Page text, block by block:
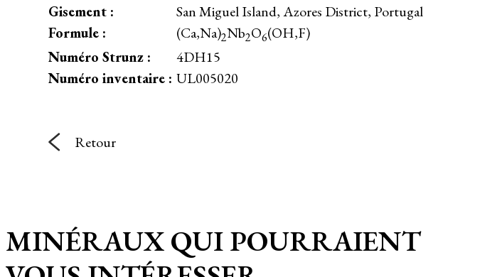
Gisement :
San Miguel Island, Azores District, Portugal
Formule :
(Ca,Na)2Nb2O6(OH,F)
Numéro Strunz :
4DH15
Numéro inventaire : UL005020
Retour
MINÉRAUX QUI POURRAIENT